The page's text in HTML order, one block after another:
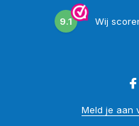
9.1 Wij
Meld je aan